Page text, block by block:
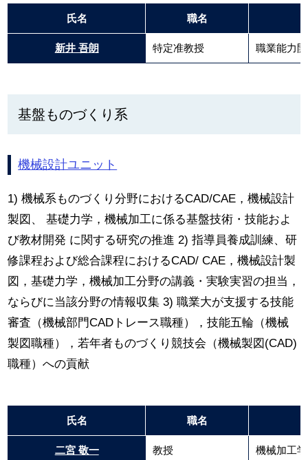
氏名 職名
新井 吾朗 特定准教授 職業能力
基盤ものづくり系
機械設計ユニット
1) 機械系ものづくり分野におけるCAD/CAE，機械設計
製図、 基礎力学，機械加工に係る基盤技術・技能およ
び教材開発 に関する研究の推進 2) 指導員養成訓練、研
修課程および総合課程におけるCAD/ CAE，機械設計製
図，基礎力学，機械加工分野の講義・実験実習の担当，
ならびに当該分野の情報収集 3) 職業大が支援する技能
審査（機械部門CADトレース職種），技能五輪（機械
製図職種），若年者ものづくり競技会（機械製図(CAD)
職種）への貢献
氏名 職名
二宮 敬一 教授 機械加工